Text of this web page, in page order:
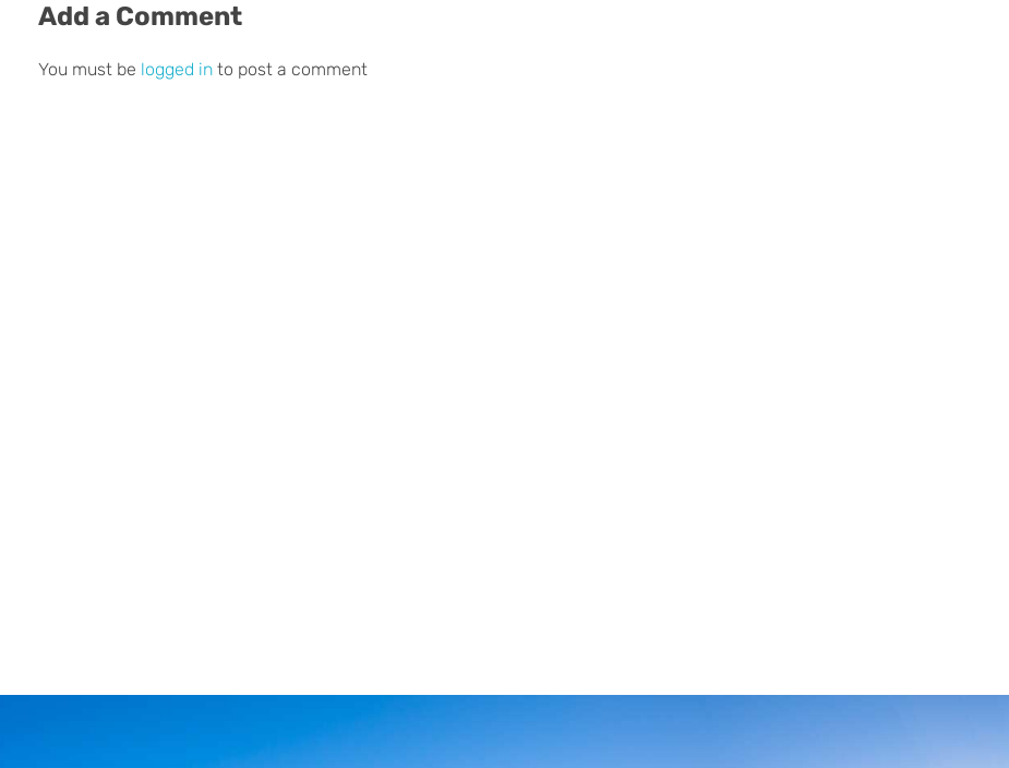
Add a Comment
You must be logged in to post a comment